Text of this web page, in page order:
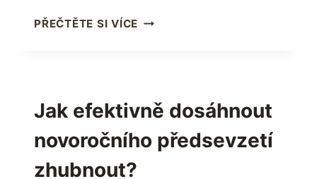
PŘEČTĚTE SI VÍCE NAJDĚTE
PRO
DOMÁCNOST
S
ONLINE
Jak efektivně dosáhnout
novoročního předsevzetí
zhubnout?